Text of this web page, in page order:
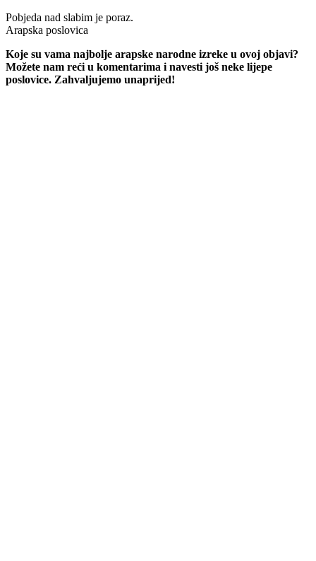
Pobjeda nad slabim je poraz.
Arapska poslovica
Koje su vama najbolje arapske narodne izreke u ovoj objavi?
Možete nam reći u komentarima i navesti još neke lijepe
poslovice. Zahvaljujemo unaprijed!